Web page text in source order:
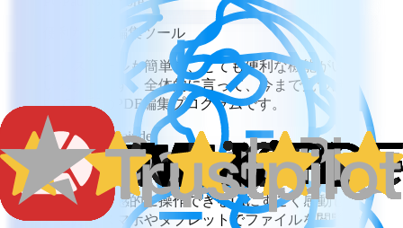
便利なPDF編集ツール
インストールも簡単で、とても便利な機能がいろ
いろあります。全体的に言って、今まで見つけた
中で最高のPDF編集プログラムです。
GHGoeren Heindel
UIにとにかく感心しました
すべてが直感的に操作できるUIにすごく感動し
ました。スマホやタブレットでファイルを閲覧で